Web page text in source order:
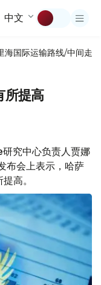
中文
海国际运输路线/中间走廊
所提高
究中心负责人贾娜
布会上表示，哈萨
高。